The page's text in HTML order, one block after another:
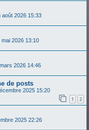
août 2026 15:33
2026 13:10
2026 14:46
de posts
2025 15:20
1 2
2025 22:26